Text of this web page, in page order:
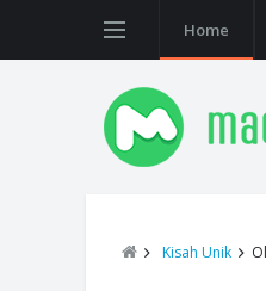
Home
Kisah Unik